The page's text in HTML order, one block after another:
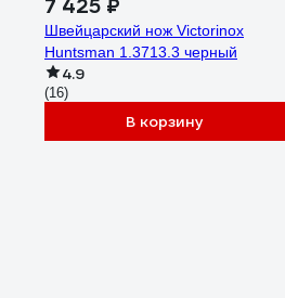
7 425 ₽
Швейцарский нож Victorinox
Huntsman 1.3713.3 черный
4.9
(16)
В корзину